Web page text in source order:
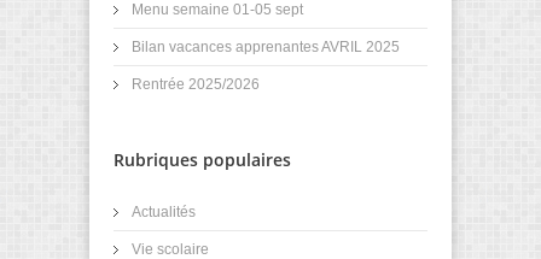
Menu semaine 01-05 sept
Bilan vacances apprenantes AVRIL 2025
Rentrée 2025/2026
Rubriques populaires
Actualités
Vie scolaire